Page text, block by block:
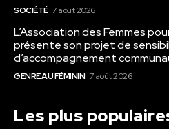
SOCIÉTÉ 7 août 2026
L’Association des Femmes
présente son projet de
d’accompagnement
GENRE AU FÉMININ 7 août 2026
Les plus